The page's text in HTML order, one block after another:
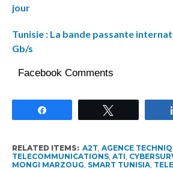
jour
Tunisie : La bande passante
Gb/s
Facebook Comments
RELATED ITEMS: A2T, AGENCE
TELECOMMUNICATIONS, ATI,
MONGI MARZOUG, SMART TUNISIA,